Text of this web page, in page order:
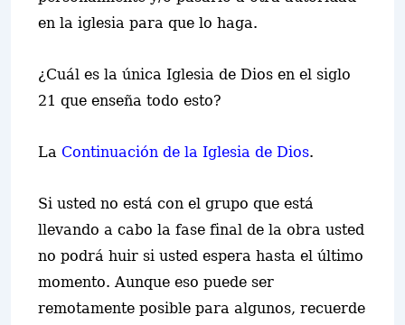
en la iglesia para que lo haga.
¿Cuál es la única Iglesia de Dios en el siglo
21 que enseña todo esto?
La Continuación de la Iglesia de Dios.
Si usted no está con el grupo que está
llevando a cabo la fase final de la obra usted
no podrá huir si usted espera hasta el último
momento. Aunque eso puede ser
remotamente posible para algunos, recuerde